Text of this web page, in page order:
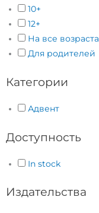
10+
12+
На все возраста
Для родителей
Категории
Адвент
Доступность
In stock
Издательства